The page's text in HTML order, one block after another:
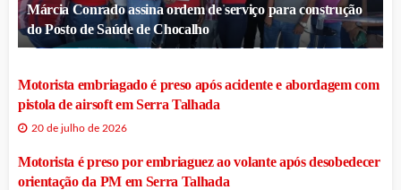
Márcia Conrado assina ordem de serviço para construção
do Posto de Saúde de Chocalho
Motorista embriagado é preso após acidente e abordagem com
pistola de airsoft em Serra Talhada
20 de julho de 2026
Motorista é preso por embriaguez ao volante após desobedecer
orientação da PM em Serra Talhada